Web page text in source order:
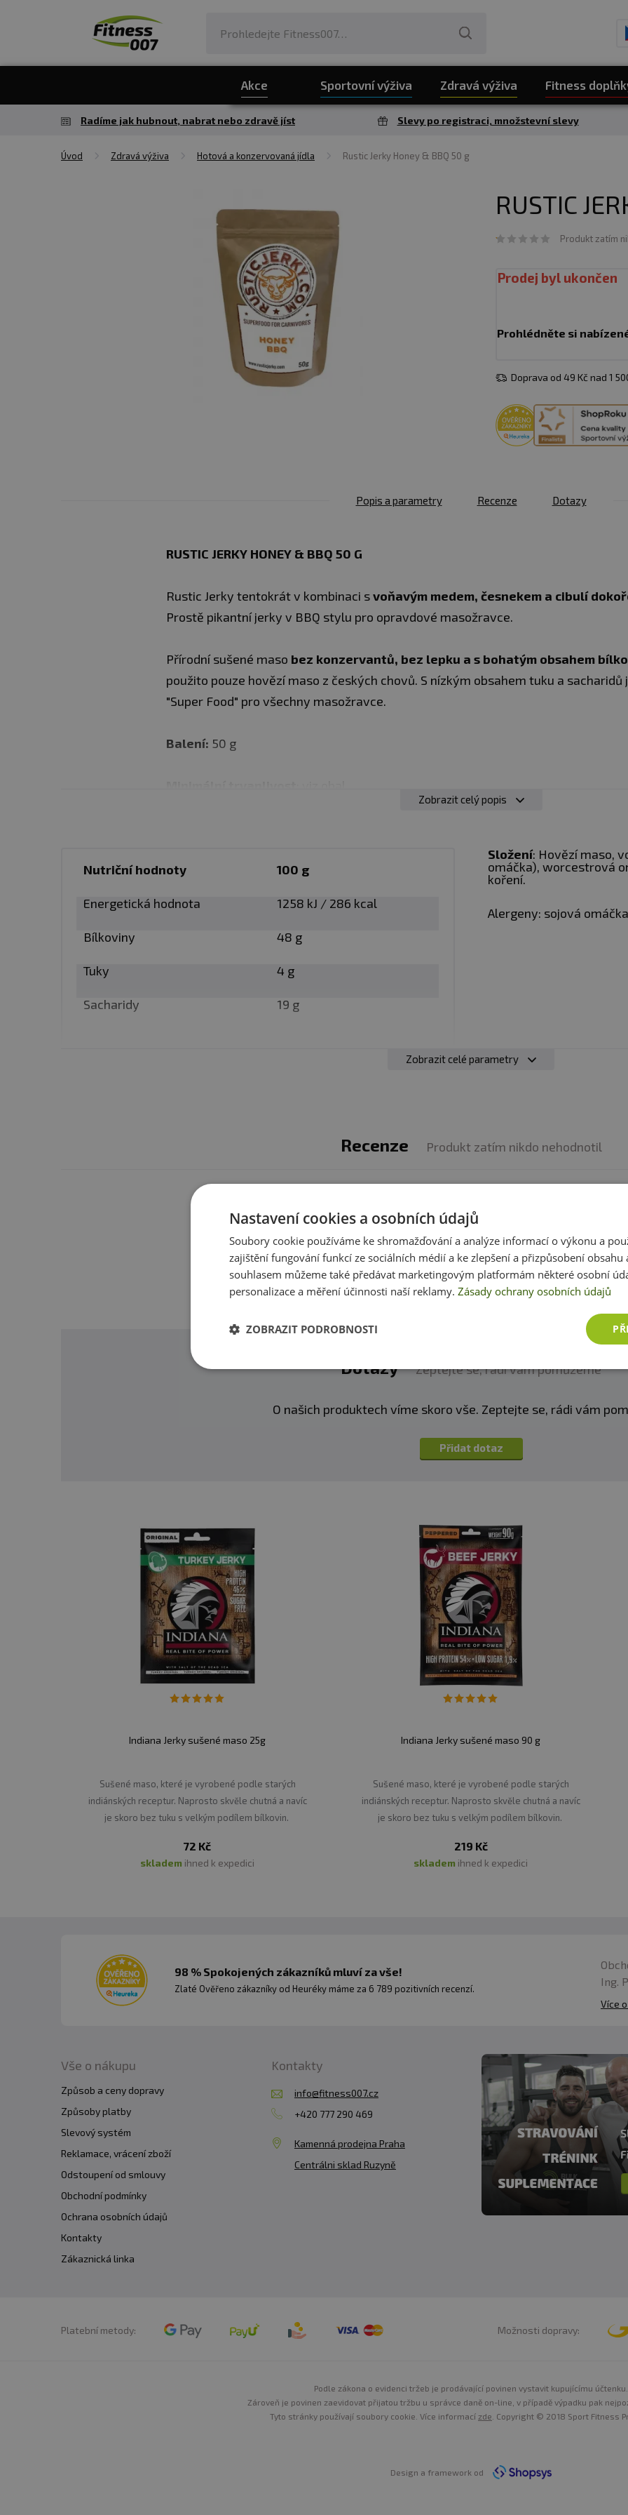
Akce Sportovní výživa Zdravá výživa Fitness
Radíme jak hubnout, nabrat nebo zdravě jíst Slevy po registraci, množstevní slevy
Úvod Zdravá výživa Hotová a konzervovaná jídla Rustic Jerky Honey & BBQ 50 g
RUSTIC
Produkt zatím
Prodej byl ukončen
Prohlédněte si
Doprava od 49 Kč nad 1
Popis a parametry Recenze Dotazy
RUSTIC JERKY HONEY & BBQ 50 G
Rustic Jerky tentokrát v kombinaci svoňavým medem, česnekem a cibulí
Prostě pikantní jerky v BBQ stylu pro opravdové masožravce.
Přírodní sušené maso bez konzervantů, bez lepku a s bohatým obsahem
použito pouze hovězí maso z českých chovů. S nízkým obsahem tuku a
"Super Food" pro všechny masožravce.
Balení: 50 g
Nevystavujte přímému slunečnímu záření. Chraňte před mrazem. Výrobce
nevhodným skladováním a použitím.
Upozornění pro alergiky: Alergeny ve složení produktu tučnězvýrazněny.
Zobrazit celý popis
Nutriční hodnoty 100 g
Energetická hodnota 1258 kJ / 286 kcal
Bílkoviny 48 g
Tuky 4 g
Sacharidy 19 g
Složení: Hovězí maso,
omáčka), worcestrová
koření.
Alergeny: sojová omáčka
Zobrazit celé parametry
Recenze Produkt zatím nikdo nehodnotil
zákazníkům s rozhodováním. Děkujeme :-)
Přidat vlastní hodnocení
Dotazy Zeptejte se, rádi vám pomůžeme
O našich produktech víme skoro vše. Zeptejte se, rádi vám
Přidat dotaz
Indiana Jerky sušené maso 25g
Sušené maso, které je vyrobené podle starých
indiánských receptur. Naprosto skvěle chutná a navíc
je skoro bez tuku s velkým podílem bílkovin.
72 Kč
skladem ihned k expedici
Indiana Jerky sušené maso 90 g
Sušené maso, které je vyrobené podle starých
indiánských receptur. Naprosto skvěle chutná a navíc
je skoro bez tuku s velkým podílem bílkovin.
219 Kč
skladem ihned k expedici
98 % Spokojených zákazníků mluví za vše!
Zlaté Ověřeno zákazníky od Heuréky máme za 6 789 pozitivních recenzí.
Ing.
Více
Vše o nákupu
Způsob a ceny dopravy
Způsoby platby
Slevový systém
Reklamace, vrácení zboží
Odstoupení od smlouvy
Obchodní podmínky
Ochrana osobních údajů
Kontakty
Zákaznická linka
Kontakty
info@fitness007.cz
+420 777 290 469
Kamenná prodejna Praha
Centrálni sklad Ruzyně
Platební metody: Možnosti dopravy:
Podle zákona o evidenci tržeb je prodávající povinen vystavit kupujícímu účtenku.
Zároveň je povinen zaevidovat přijatou tržbu u správce daně on-line, v případě výpadku pak
Tyto stránky používají soubory cookie. Více informací zde . Copyright © 2018 Sport Fitness
Design a framework od
Nastavení cookies a osobních údajů
Soubory cookie používáme ke shromažďování a analýze informací o výkonu a
zajištění fungování funkcí ze sociálních médií a ke zlepšení a přizpůsobení obsahu
souhlasem můžeme také předávat marketingovým platformám některé osobní
personalizace a měření účinnosti naší reklamy. Zásady ochrany osobních údajů
ZOBRAZIT PODROBNOSTI